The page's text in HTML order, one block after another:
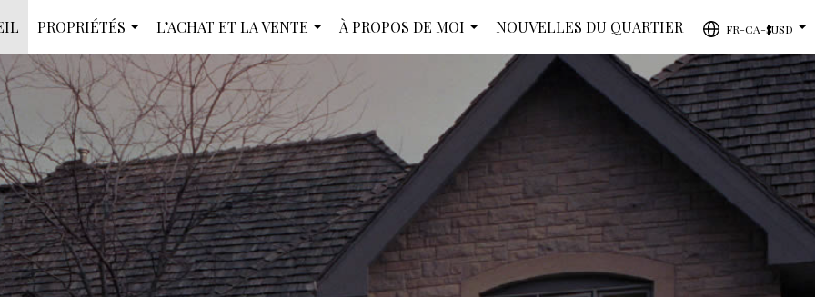
PROPRIÉTÉS
...
L’ACHAT ET LA VENTE
...
À PROPOS DE MOI
...
NOUVELLES DU QUARTIER
FR-CA-$USD
...